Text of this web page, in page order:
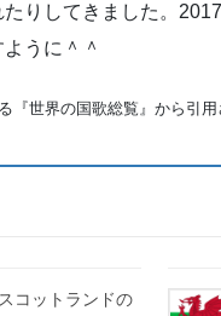
りしてきました。
うに＾＾
世界の国歌総覧』から引用
コットランドの